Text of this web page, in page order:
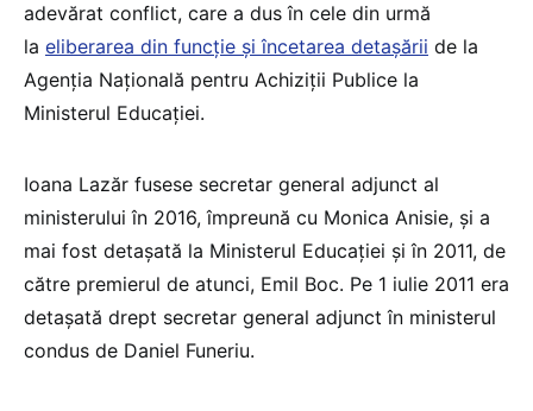
adevărat conflict, care a dus în cele din urmă
la eliberarea din funcție și încetarea detașării de la
Agenția Națională pentru Achiziții Publice la
Ministerul Educației.
Ioana Lazăr fusese secretar general adjunct al
ministerului în 2016, împreună cu Monica Anisie, și a
mai fost detașată la Ministerul Educației și în 2011, de
către premierul de atunci, Emil Boc. Pe 1 iulie 2011 era
detașată drept secretar general adjunct în ministerul
condus de Daniel Funeriu.